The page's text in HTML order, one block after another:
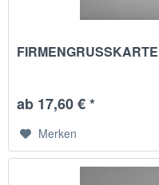
ab 17,60 € *
Merken